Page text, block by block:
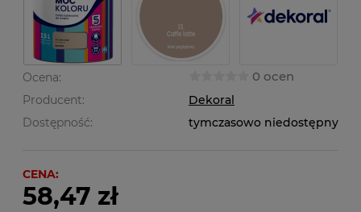
Ocena: 0 ocen
Producent:
Dekoral
Dostępność:
tymczasowo niedostępny
CENA:
58,47 zł